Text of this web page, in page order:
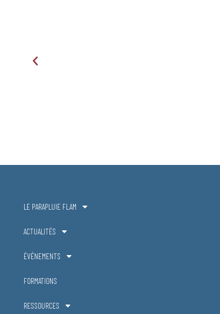
LE PARAPLUIE FLAM
ACTUALITÉS
ÉVÉNEMENTS
FORMATIONS
RESSOURCES